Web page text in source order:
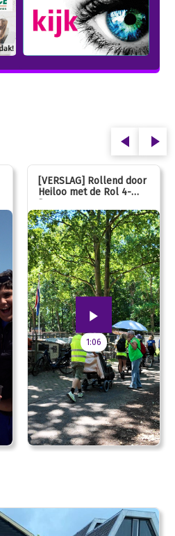
[VERSLAG] Rollend door
Heiloo met de Rol 4-
Daagse
1:06